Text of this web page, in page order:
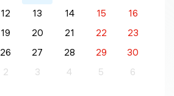
12 13 14 15
16
19 20 21 22
23
26 27 28 29
30
2 3 4 5 6